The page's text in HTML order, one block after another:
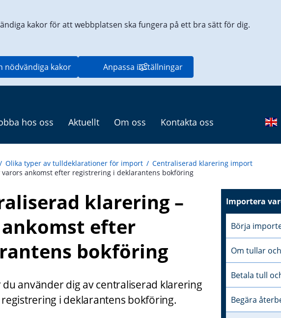
kakor för att webbplatsen ska fungera på ett bra sätt för dig.
nödvändiga kakor Anpassa inställningar
hos oss Aktuellt Om oss Kontakta oss
/ Olika typer av tulldeklarationer för import / Centraliserad klarering import
ankomst efter registrering i deklarantens bokföring
klarering –
efter
bokföring
använder dig av centraliserad klarering
i deklarantens bokföring.
Importera
Börja
Om tullar
Betala tull
Begära